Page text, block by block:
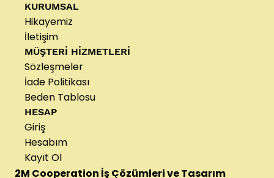
KURUMSAL
Hikayemiz
İletişim
MÜŞTERİ HİZMETLERİ
Sözleşmeler
İade Politikası
Beden Tablosu
HESAP
Giriş
Hesabım
Kayıt Ol
2M Cooperation İş Çözümleri ve Tasarım